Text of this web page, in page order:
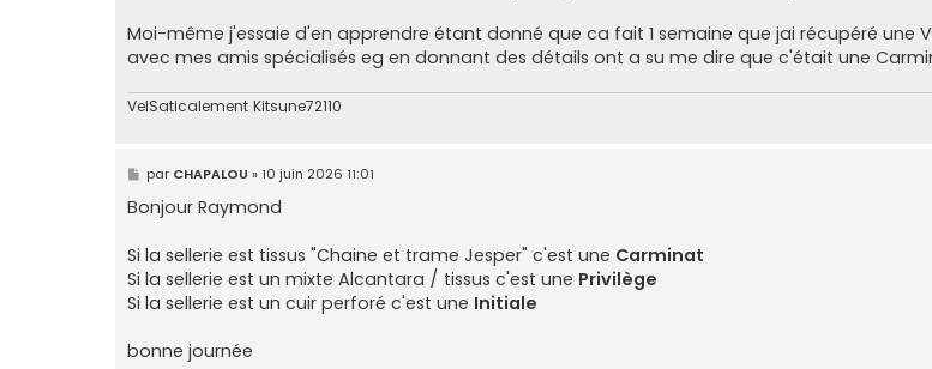
Moi-même j'essaie d'en apprendre étant donné que ca fait 1 semaine que jai récupéré une
avec mes amis spécialisés eg en donnant des détails ont a su me dire que c'était une
VelSaticalement Kitsune72110
M
e
s
s
g
e
par CHAPALOU » 10 juin 2026 11:01
Bonjour Raymond
Si la sellerie est tissus "Chaine et trame Jesper" c'est une Carminat
Si la sellerie est un mixte Alcantara / tissus c'est une Privilège
Si la sellerie est un cuir perforé c'est une Initiale
bonne journée